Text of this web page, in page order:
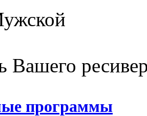
Вашего
программы